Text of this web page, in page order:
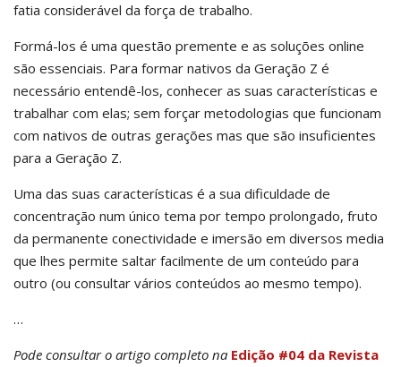
fatia considerável da força de trabalho.
Formá-los é uma questão premente e as soluções online
são essenciais. Para formar nativos da Geração Z é
necessário entendê-los, conhecer as suas características e
trabalhar com elas; sem forçar metodologias que funcionam
com nativos de outras gerações mas que são insuficientes
para a Geração Z.
Uma das suas características é a sua dificuldade de
concentração num único tema por tempo prolongado, fruto
da permanente conectividade e imersão em diversos media
que lhes permite saltar facilmente de um conteúdo para
outro (ou consultar vários conteúdos ao mesmo tempo).
…
Pode consultar o artigo completo na Edição #04 da Revista